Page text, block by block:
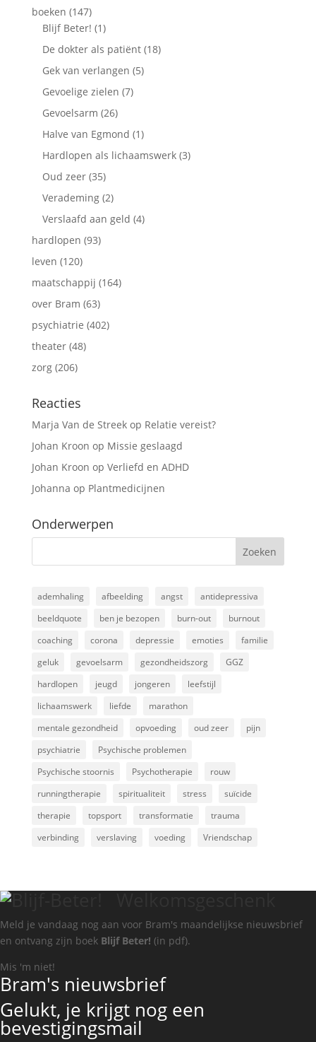
boeken (147)
Blijf Beter! (1)
De dokter als patiënt(18)
Gek van verlangen (5)
Gevoelige zielen (7)
Gevoelsarm (26)
Halve van Egmond (1)
Hardlopen als lichaamswerk(3)
Oud zeer(35)
Verademing(2)
Verslaafd aan geld (4)
hardlopen (93)
leven (120)
maatschappij (164)
over Bram (63)
psychiatrie (402)
theater(48)
zorg(206)
Reacties
Marja Van de Streekop Relatie vereist?
Johan Kroon op Missie geslaagd
Johan Kroon op Verliefd en ADHD
Johanna op Plantmedicijnen
Onderwerpen
ademhaling afbeelding angst
antidepressiva
beeldquote
ben je bezopen burn-out
burnout
coaching
corona depressie emoties
familie
geluk
gevoelsarm gezondheidszorg
GGZ
hardlopen
jeugd jongeren
leefstijl
lichaamswerk
liefde
marathon
mentale gezondheid
opvoeding oud zeer
pijn
psychiatrie
Psychische problemen
Psychische stoornis
Psychotherapie
rouw
runningtherapie
spiritualiteit stress
suïcide
therapie
topsport transformatie
trauma
verbinding
verslaving voeding Vriendschap
Meld je vandaag nog aan voor Bram's maandelijkse nieuwsbrief
en ontvang zijn boek Blijf Beter! (in pdf).
Mis 'm niet!
Bram's nieuwsbrief
Gelukt, je krijgt nog een
bevestigingsmail